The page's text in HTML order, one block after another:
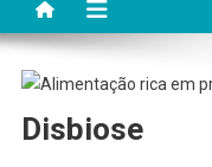
Disbiose